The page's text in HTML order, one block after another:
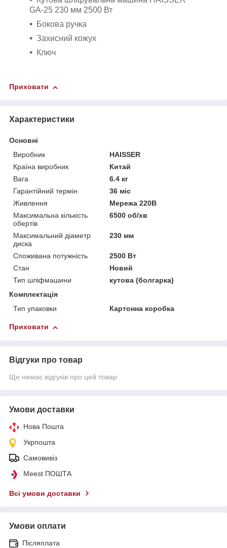
GA-25 230 мм 2500 Вт
Бокова ручка
Захисний кожух
Ключ
Приховати
Характеристики
Основні
Виробник
HAISSER
Країна виробник
Китай
Вага
6.4 кг
Гарантійний термін
36 міс
Живлення
Мережа 220В
Максимальна кількість
обертів
6500 об/хв
Максимальний діаметр
диска
230 мм
Споживана потужність
2500 Вт
Стан
Новий
Тип шліфмашини
кутова (болгарка)
Комплектація
Тип упаковки
Картонна коробка
Приховати
Відгуки про товар
Ще немає відгуків про цей товар
Умови доставки
Нова Пошта
Укрпошта
Самовивіз
Meest ПОШТА
Всі умови доставки
Умови оплати
Післяплата